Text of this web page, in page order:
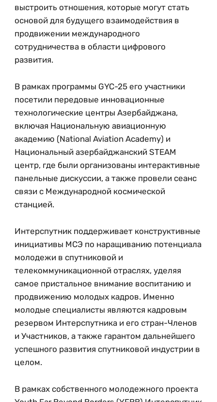
выстроить отношения, которые могут стать
основой для будущего взаимодействия в
продвижении международного
сотрудничества в области цифрового
развития.
В рамках программы GYC-25 его участники
посетили передовые инновационные
технологические центры Азербайджана,
включая Национальную авиационную
академию (National Aviation Academy) и
Национальный азербайджанский STEAM
центр, где были организованы интерактивные
панельные дискуссии, а также провели сеанс
связи с Международной космической
станцией.
Интерспутник поддерживает конструктивные
инициативы МСЭ по наращиванию потенциала
молодежи в спутниковой и
телекоммуникационной отраслях, уделяя
самое пристальное внимание воспитанию и
продвижению молодых кадров. Именно
молодые специалисты являются кадровым
резервом Интерспутника и его стран-Членов
и Участников, а также гарантом дальнейшего
успешного развития спутниковой индустрии в
целом.
В рамках собственного молодежного проекта